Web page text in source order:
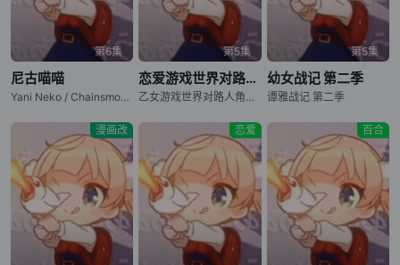
第6集
尼古喵喵
Yani Neko / Chainsmoker Cat
第5集
恋爱游戏世界对路人角色很不友好 第二季
乙女游戏世界对路人角色很不友好 第二季 / 女性向游戏世界对路人角色很不友好 第二季 / Otome Game Sekai wa Mob ni Kibishii Sekai desu 2nd Season / Trapped in a Dating Sim: The World of Otome Games is Tough for Mobs Season 2
第5集
幼女战记 第二季
谭雅战记 第二季
漫画改 恋爱 百合